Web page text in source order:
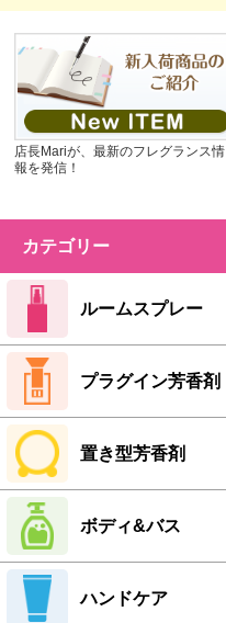
店長Mariが、最新のフレグランス情
報を発信！
カテゴリー
ルームスプレー
プラグイン芳香剤
置き型芳香剤
ボディ&バス
ハンドケア